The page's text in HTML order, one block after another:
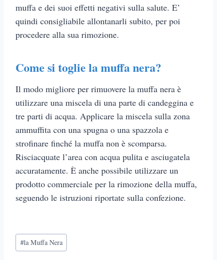
muffa e dei suoi effetti negativi sulla salute. E’
quindi consigliabile allontanarli subito, per poi
procedere alla sua rimozione.
Come si toglie la muffa nera?
Il modo migliore per rimuovere la muffa nera è
utilizzare una miscela di una parte di candeggina e
tre parti di acqua. Applicare la miscela sulla zona
ammuffita con una spugna o una spazzola e
strofinare finché la muffa non è scomparsa.
Risciacquate l’area con acqua pulita e asciugatela
accuratamente. È anche possibile utilizzare un
prodotto commerciale per la rimozione della muffa,
seguendo le istruzioni riportate sulla confezione.
Post
Tags:
#la Muffa Nera